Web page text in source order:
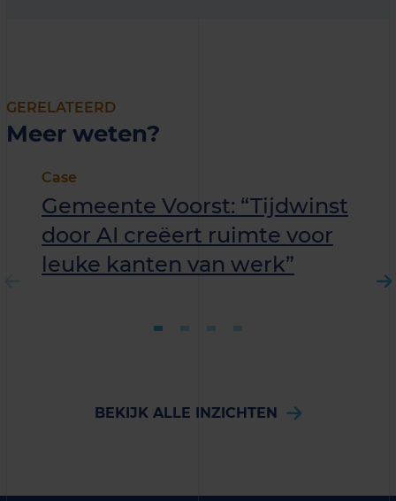
GERELATEERD
Meer weten?
Case
Gemeente Voorst: “Tijdwinst
door AI creëert ruimte voor
leuke kanten van werk”
BEKIJK ALLE INZICHTEN